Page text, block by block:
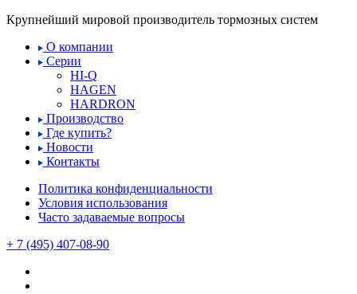
Крупнейший мировой производитель тормозных систем
О компании
Серии
HI-Q
HAGEN
HARDRON
Производство
Где купить?
Новости
Контакты
Политика конфиденциальности
Условия использования
Часто задаваемые вопросы
+ 7 (495) 407-08-90